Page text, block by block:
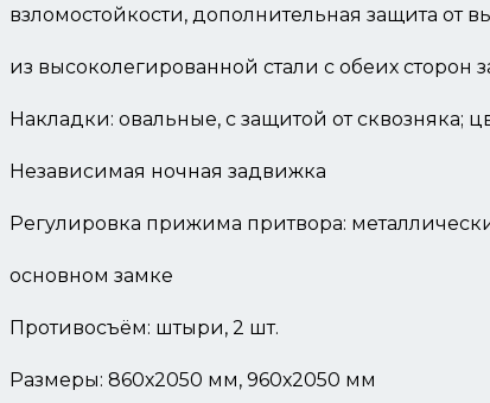
взломостойкости, дополнительная защита от
из высоколегированной стали с обеих сторон
Накладки: овальные, с защитой от сквозняка;
Независимая ночная задвижка
Регулировка прижима притвора:
основном замке
Противосъём: штыри, 2 шт.
Размеры: 860х2050 мм, 960х2050 мм